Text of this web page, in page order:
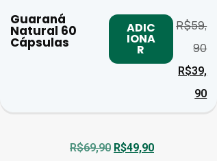
Guaraná
Natural 60
Cápsulas
ADIC
IONA
R
R$59,
90
R$39,
90
R$69,90 R$49,90